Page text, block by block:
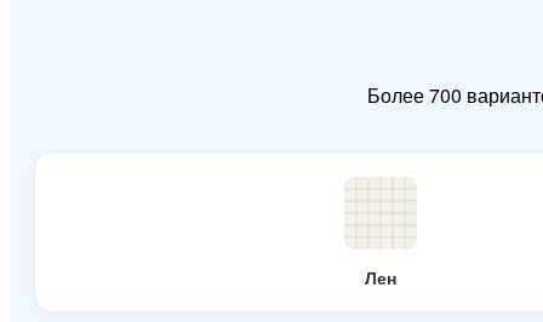
Более 700
Лен